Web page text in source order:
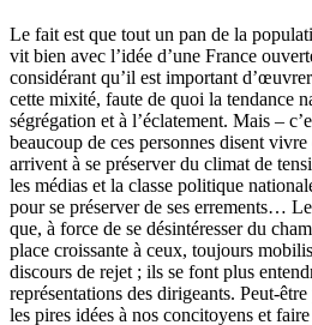
Le fait est que tout un pan de la
vit bien avec l’idée d’une France
considérant qu’il est important
cette mixité, faute de quoi la tendance
ségrégation et à l’éclatement. Mais –
beaucoup de ces personnes disent
arrivent à se préserver du climat de
les médias et la classe politique
pour se préserver de ses errements…
que, à force de se désintéresser du
place croissante à ceux, toujours
discours de rejet ; ils se font plus
représentations des dirigeants. Peut-
les pires idées à nos concitoyens et